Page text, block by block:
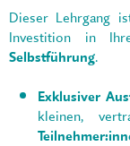
Dieser Lehrgang
Investition in
Selbstführung.
Exklusiver
kleinen,